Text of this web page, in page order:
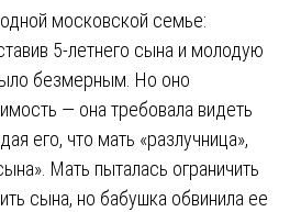
московской семье:
5-летнего сына и молодую
безмерным. Но оно
— она требовала видеть
его, что мать «разлучница»,
Мать пыталась ограничить
сына, но бабушка обвинила ее